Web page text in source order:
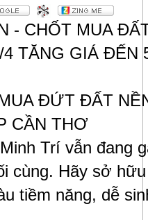
- CHỐT MUA
TĂNG GIÁ ĐẾN
ĐỨT ĐẤT
CẦN THƠ
Trí vẫn đang
cùng. Hãy sở
tiềm năng, dễ